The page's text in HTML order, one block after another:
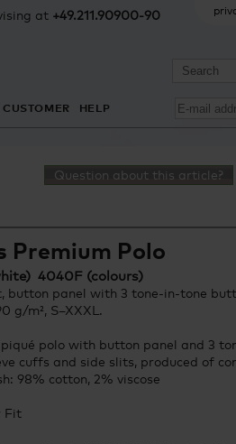
at +49.211.90900-90
HELP
Question about this article?
Premium Polo
4040F (colours)
button panel with 3 tone-in-tone
g/m², S–XXXL.
piqué polo with button panel and 3
cuffs and side slits, produced of
98% cotton, 2% viscose
Fit